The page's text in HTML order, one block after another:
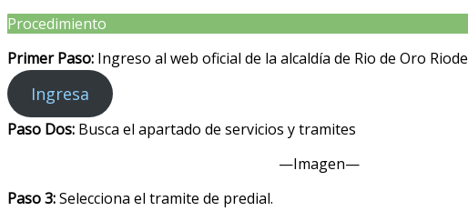
Procedimiento
Primer Paso: Ingreso al web oficial de la alcaldía de Rio de Oro
Ingresa
Paso Dos: Busca el apartado de servicios y tramites
—Imagen—
Paso 3:Selecciona el tramite de predial.